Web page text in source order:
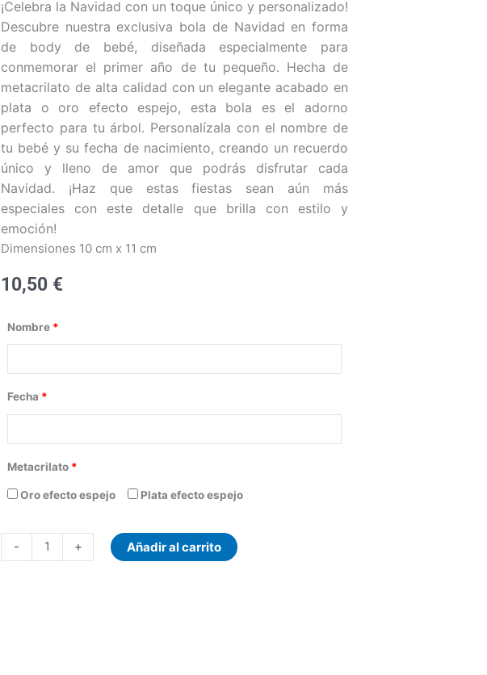
¡Celebra la Navidad con un toque único y personalizado!
Descubre nuestra exclusiva bola de Navidad en forma
de body de bebé, diseñada especialmente para
conmemorar el primer año de tu pequeño. Hecha de
metacrilato de alta calidad con un elegante acabado en
plata o oro efecto espejo, esta bola es el adorno
perfecto para tu árbol. Personalízala con el nombre de
tu bebé y su fecha de nacimiento, creando un recuerdo
único y lleno de amor que podrás disfrutar cada
Navidad. ¡Haz que estas fiestas sean aún más
especiales con este detalle que brilla con estilo y
emoción!
Dimensiones 10 cm x 11 cm
10,50 €
Nombre *
Fecha *
Metacrilato *
Oro efecto espejo Plata efecto espejo
-
Bola
Navidad
Born
cantidad
+ Añadir al carrito